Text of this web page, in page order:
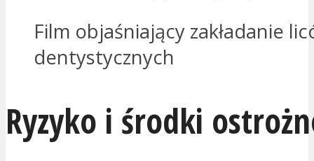
Film objaśniający zakładanie
dentystycznych
Ryzyko i środki